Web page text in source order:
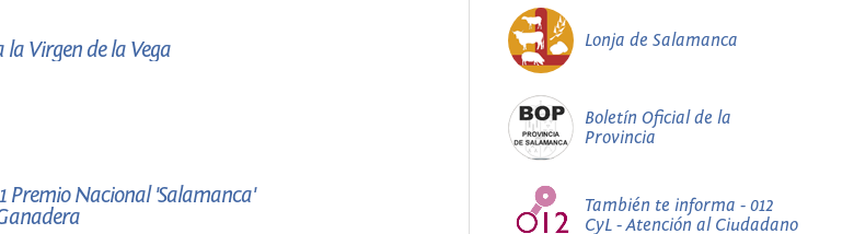
Virgen de la Vega
Premio Nacional 'Salamanca'
Lonja de Salamanca
Boletín Oficial de la
Provincia
También te informa - 012
CyL - Atención al Ciudadano